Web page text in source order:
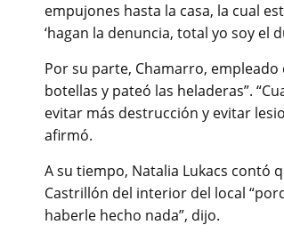
empujones hasta la casa, la cual
‘hagan la denuncia, total yo soy el
Por su parte, Chamarro,
botellas y pateó las heladeras”.
evitar más destrucción y evitar
afirmó.
A su tiempo, Natalia Lukacs contó
Castrillón del interior del local
haberle hecho nada”, dijo.